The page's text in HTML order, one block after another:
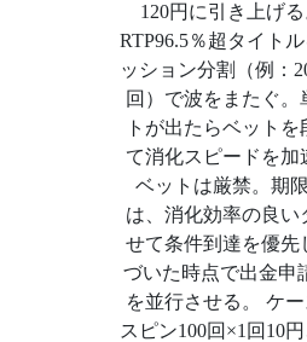
120円に引き上げ
RTP96.5％超タイト
ッション分割（例：
回）で波をまたぐ。
トが出たらベット
て消化スピードを加
ベットは厳禁。期
は、消化効率の良い
せて条件到達を優先
づいた時点で出金申
を並行させる。 ケ
スピン100回×1回10